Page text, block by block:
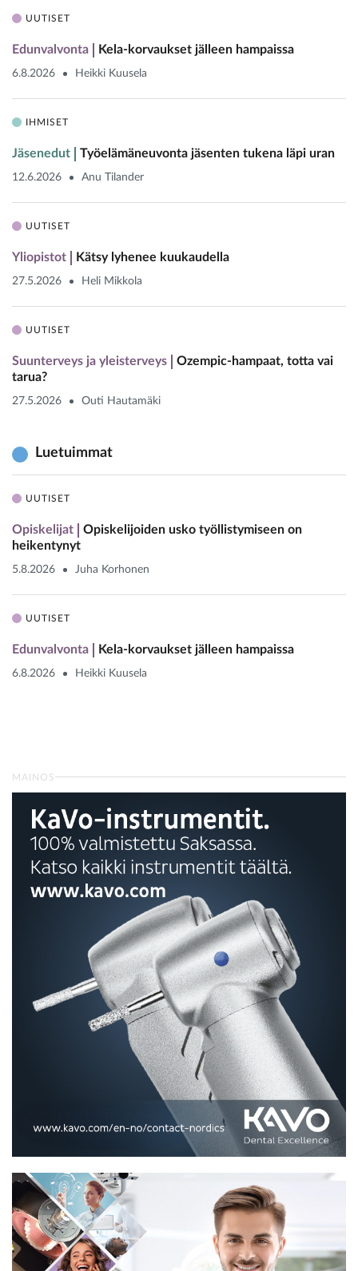
UUTISET
Edunvalvonta Kela-korvaukset jälleen hampaissa
6.8.2026 Heikki Kuusela
IHMISET
Jäsenedut Työelämäneuvonta jäsenten tukena läpi uran
12.6.2026 Anu Tilander
UUTISET
Yliopistot Kätsy lyhenee kuukaudella
27.5.2026 Heli Mikkola
UUTISET
Suunterveys ja yleisterveys
Ozempic-hampaat, totta vai
tarua?
27.5.2026 Outi Hautamäki
Luetuimmat
UUTISET
Opiskelijat
Opiskelijoiden usko työllistymiseen on
heikentynyt
5.8.2026 Juha Korhonen
UUTISET
Edunvalvonta Kela-korvaukset jälleen hampaissa
6.8.2026 Heikki Kuusela
MAINOS